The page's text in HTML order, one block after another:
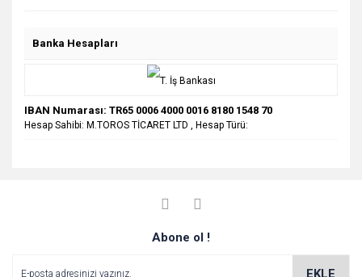
Banka Hesapları
IBAN Numarası: TR65 0006 4000 0016 8180 1548 70
Hesap Sahibi: M.TOROS TİCARET LTD , Hesap Türü:
Abone ol !
EKLE